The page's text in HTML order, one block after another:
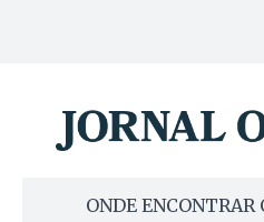
ONDE ENCONTRAR